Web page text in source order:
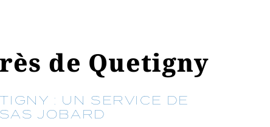
de Quetigny
: UN SERVICE DE
JOBARD